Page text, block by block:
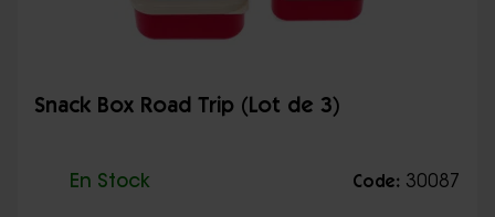
Snack Box Road Trip (Lot de 3)
En Stock Code: 30087